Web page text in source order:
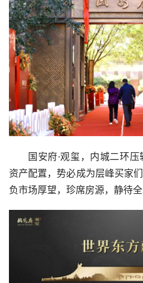
国安府·观玺，内城二环
资产配置，势必成为层峰买家
负市场厚望，珍席房源，静待全